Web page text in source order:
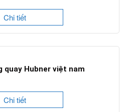
Chi tiết
quay Hubner việt nam
Chi tiết